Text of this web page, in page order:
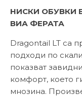
НИСКИ ОБУВКИ
ВИА ФЕРАТА
Dragontail LT са
подходи по
показват
комфорт, което
мнозина.